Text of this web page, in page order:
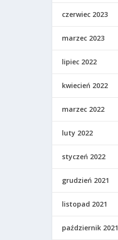
czerwiec 2023
marzec 2023
lipiec 2022
kwiecień 2022
marzec 2022
luty 2022
styczeń 2022
grudzień 2021
listopad 2021
październik 2021